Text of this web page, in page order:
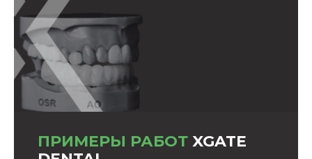
ПРИМЕРЫ РАБОТ XGATE